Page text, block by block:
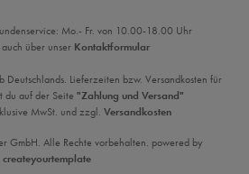
Mo.- Fr. von 10.00-18.00 Uhr
über unser Kontaktformular
Lieferzeiten bzw. Versandkosten für
du auf der Seite "Zahlung und Versand"
MwSt. und zzgl. Versandkosten
GmbH. Alle Rechte vorbehalten. powered by
createyourtemplate